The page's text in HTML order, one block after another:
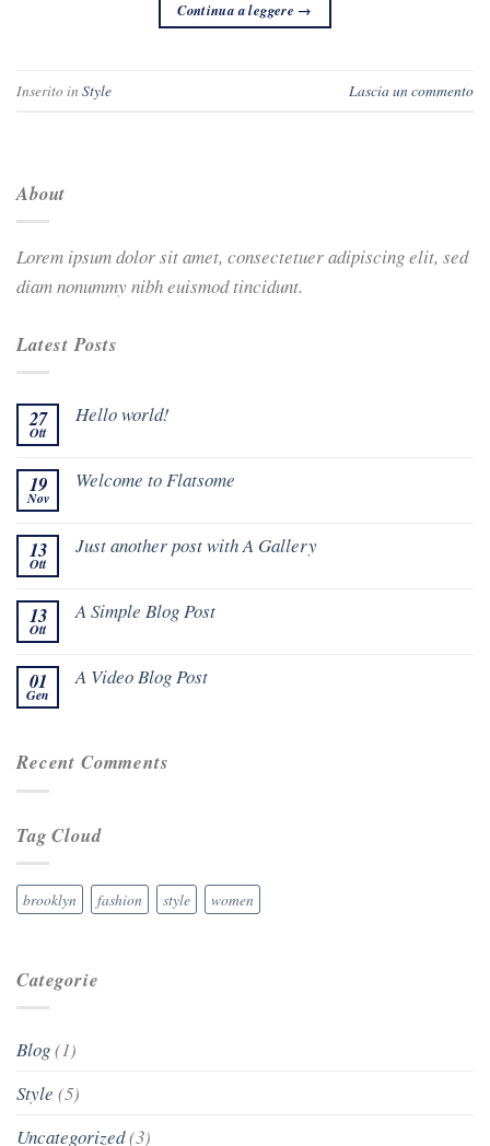
Continua a leggere →
Inserito in Style Lascia un commento
About
Lorem ipsum dolor sit amet, consectetuer adipiscing elit, sed
diam nonummy nibh euismod tincidunt.
Latest Posts
27
Ott
Hello world!
19
Nov
Welcome to Flatsome
13
Ott
Just another post with A Gallery
13
Ott
A Simple Blog Post
01
Gen
A Video Blog Post
Recent Comments
Tag Cloud
brooklyn fashion style women
Categorie
Blog(1)
Style (5)
Uncategorized(3)